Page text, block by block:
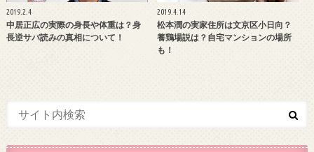
2019.2.4
中居正広の実際の身長や体重は？身
長逆サバ読みの真相について！
2019.4.14
松本潤の実家住所は文京区小日向？
養鶏場説は？自宅マンションの場所
も！